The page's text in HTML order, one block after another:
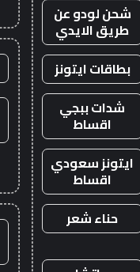
شحن لودو عن
طريق الايدي
بطاقات ايتونز
شدات ببجي
اقساط
ايتونز سعودي
اقساط
حناء شعر